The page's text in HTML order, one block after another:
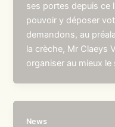
ses portes depuis ce
pouvoir y déposer
demandons, au
la crèche, Mr Claeys
organiser au mieux le
News